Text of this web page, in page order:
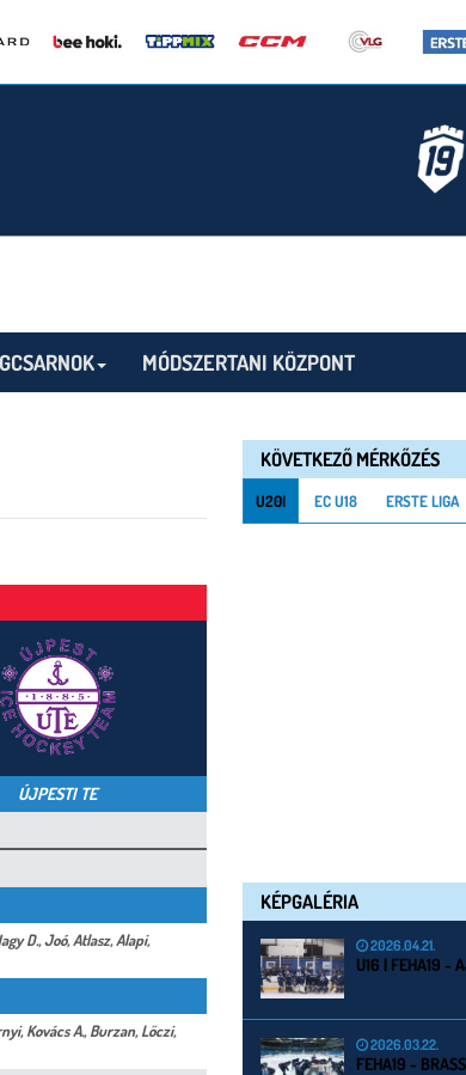
MÓDSZERTANI KÖZPONT
ÚJPESTI TE
D., Joó, Atlasz, Alapi,
Kovács A., Burzan, Lőczi,
KÖVETKEZŐ MÉRKŐZÉS
U20I EC U18 ERSTE LIGA
KÉPGALÉRIA
2026.04.21.
U16 | FEHA19 -
2026.03.22.
FEHA19 -